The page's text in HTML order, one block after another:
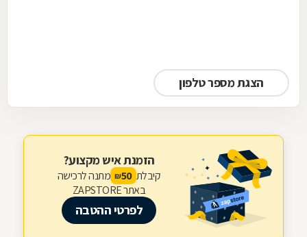
הצגת מספר טלפון
הזמנת איש מקצוע?
קיבלת 50
₪ מתנה לרכישה
באתר ZAPSTORE
לפרטי ההטבה